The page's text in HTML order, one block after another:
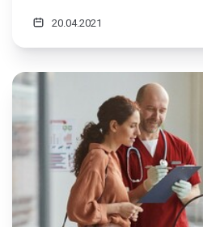
20.04.2021